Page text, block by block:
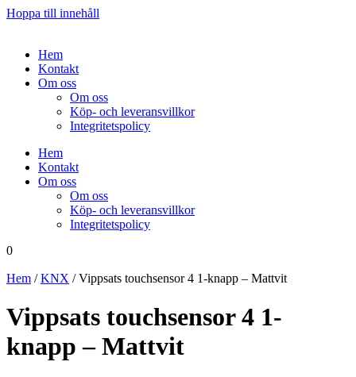
Hoppa till innehåll
Hem
Kontakt
Om oss
Om oss
Köp- och leveransvillkor
Integritetspolicy
Hem
Kontakt
Om oss
Om oss
Köp- och leveransvillkor
Integritetspolicy
0
Hem /KNX / Vippsats touchsensor 4 1-knapp – Mattvit
Vippsats touchsensor 4 1-
knapp – Mattvit